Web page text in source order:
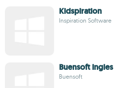
Kidspiration
Inspiration Software
Buensoft Ingles
Buensoft